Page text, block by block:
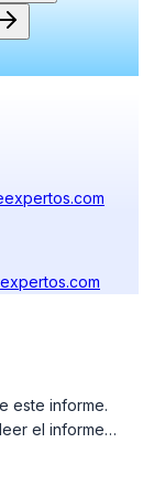
este informe.
el informe